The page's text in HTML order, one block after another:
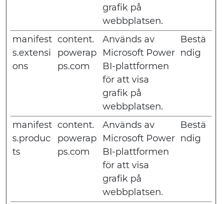
grafik på
webbplatsen.
manifest
s.extensi
ons
content.
powerap
ps.com
Används av
Microsoft Power
BI-plattformen
för att visa
grafik på
webbplatsen.
Bestä
ndig
manifest
s.produc
ts
content.
powerap
ps.com
Används av
Microsoft Power
BI-plattformen
för att visa
grafik på
webbplatsen.
Bestä
ndig